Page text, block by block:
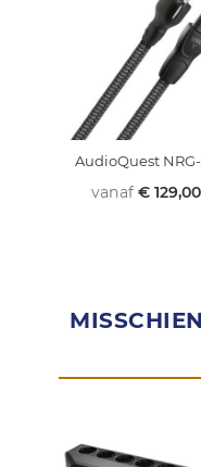
AudioQuest NRG-
vanaf € 129,00